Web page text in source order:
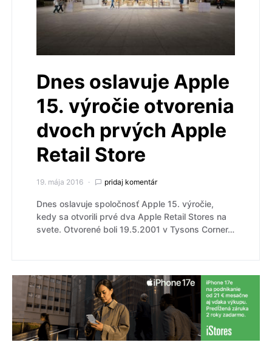
Dnes oslavuje Apple
15. výročie otvorenia
dvoch prvých Apple
Retail Store
19. mája 2016 pridaj komentár
Dnes oslavuje spoločnosť Apple 15. výročie,
kedy sa otvorili prvé dva Apple Retail Stores na
svete. Otvorené boli 19.5.2001 v Tysons Corner…